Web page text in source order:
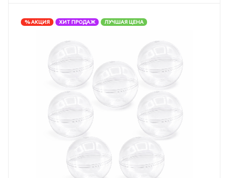
% АКЦИЯ ХИТ ПРОДАЖ ЛУЧШАЯ ЦЕНА